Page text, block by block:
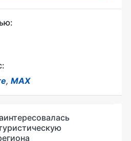
, MAX